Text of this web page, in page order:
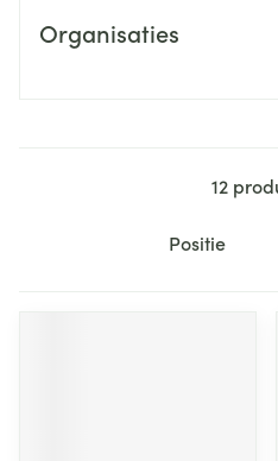
Organisaties
12
Sorteer op: